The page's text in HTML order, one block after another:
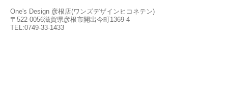
One's Design 彦根店(ワンズデザインヒコネテン)
〒522-0056滋賀県彦根市開出今町1369-4
TEL:0749-33-1433